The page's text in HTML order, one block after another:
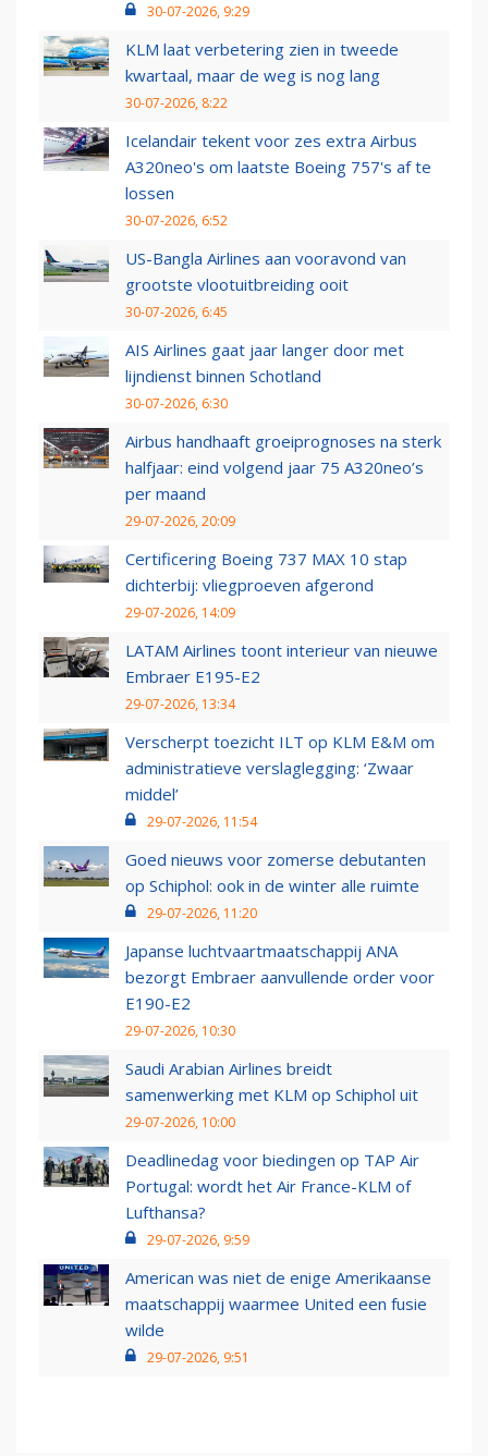
30-07-2026, 9:29
KLM laat verbetering zien in tweede
kwartaal, maar de weg is nog lang
30-07-2026, 8:22
Icelandair tekent voor zes extra Airbus
A320neo's om laatste Boeing 757's af te
lossen
30-07-2026, 6:52
US-Bangla Airlines aan vooravond van
grootste vlootuitbreiding ooit
30-07-2026, 6:45
AIS Airlines gaat jaar langer door met
lijndienst binnen Schotland
30-07-2026, 6:30
Airbus handhaaft groeiprognoses na sterk
halfjaar: eind volgend jaar 75 A320neo’s
per maand
29-07-2026, 20:09
Certificering Boeing 737 MAX 10 stap
dichterbij: vliegproeven afgerond
29-07-2026, 14:09
LATAM Airlines toont interieur van nieuwe
Embraer E195-E2
29-07-2026, 13:34
Verscherpt toezicht ILT op KLM E&M om
administratieve verslaglegging: ‘Zwaar
middel’
29-07-2026, 11:54
Goed nieuws voor zomerse debutanten
op Schiphol: ook in de winter alle ruimte
29-07-2026, 11:20
Japanse luchtvaartmaatschappij ANA
bezorgt Embraer aanvullende order voor
E190-E2
29-07-2026, 10:30
Saudi Arabian Airlines breidt
samenwerking met KLM op Schiphol uit
29-07-2026, 10:00
Deadlinedag voor biedingen op TAP Air
Portugal: wordt het Air France-KLM of
Lufthansa?
29-07-2026, 9:59
American was niet de enige Amerikaanse
maatschappij waarmee United een fusie
wilde
29-07-2026, 9:51